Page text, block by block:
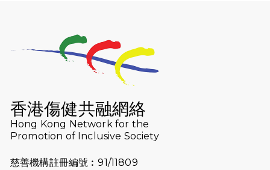
2026-07-23
猛龍長跑隊恆常練習 - 7月23日
（19:00開始）
猛龍長跑隊恆常練習 - 7月16日
2026-07-10
【猛龍戈壁118公里分享暨香港傷健共
融網絡15周年晚宴】
2026-07-09
猛龍長跑隊恆常練習 - 7月9日（19:00
香港傷健共融網絡
Hong Kong Network for the
Promotion of Inclusive Society
慈善機構註冊編號︰91/11809